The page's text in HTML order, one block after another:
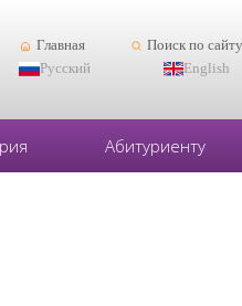
Главная Поиск по сайту
Русский
English
Абитуриенту